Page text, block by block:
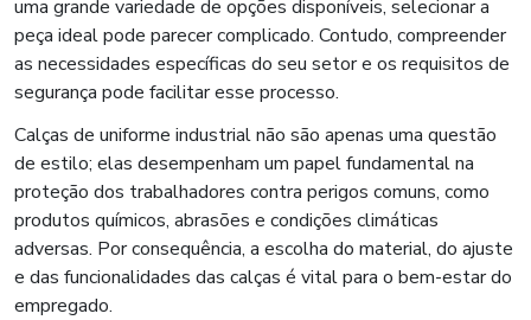
uma grande variedade de opções disponíveis, selecionar a
peça ideal pode parecer complicado. Contudo, compreender
as necessidades específicas do seu setor e os requisitos de
segurança pode facilitar esse processo.
Calças de uniforme industrial não são apenas uma questão
de estilo; elas desempenham um papel fundamental na
proteção dos trabalhadores contra perigos comuns, como
produtos químicos, abrasões e condições climáticas
adversas. Por consequência, a escolha do material, do ajuste
e das funcionalidades das calças é vital para o bem-estar do
empregado.